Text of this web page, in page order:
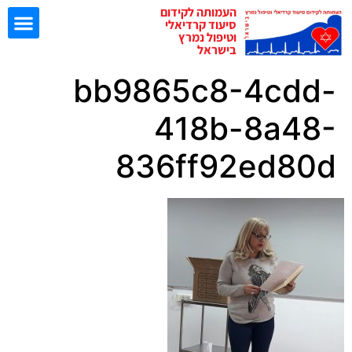
העמותה לקידום
סיעוד קרדיאלי
וטיפול נמרץ
בישראל
bb9865c8-4cdd-
418b-8a48-
836ff92ed80d